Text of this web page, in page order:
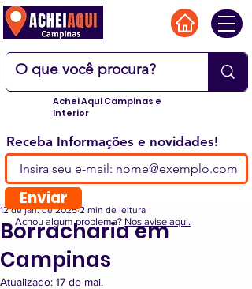
Achei Aqui Campinas e
Interior
Borracharia em
Campinas
12 de jan. de 2025 2 min de leitura
Atualizado: 17 de mai.
Receba Informações e novidades!
Enviar
Achou algum problema? Nos avise aqui.